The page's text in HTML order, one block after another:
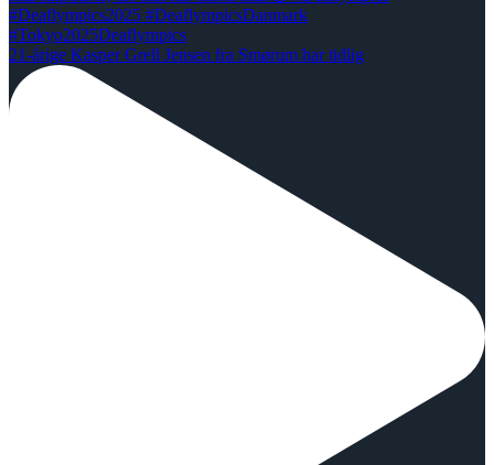
21-årige Kasper Grell Jensen fra Smørum har tidlig